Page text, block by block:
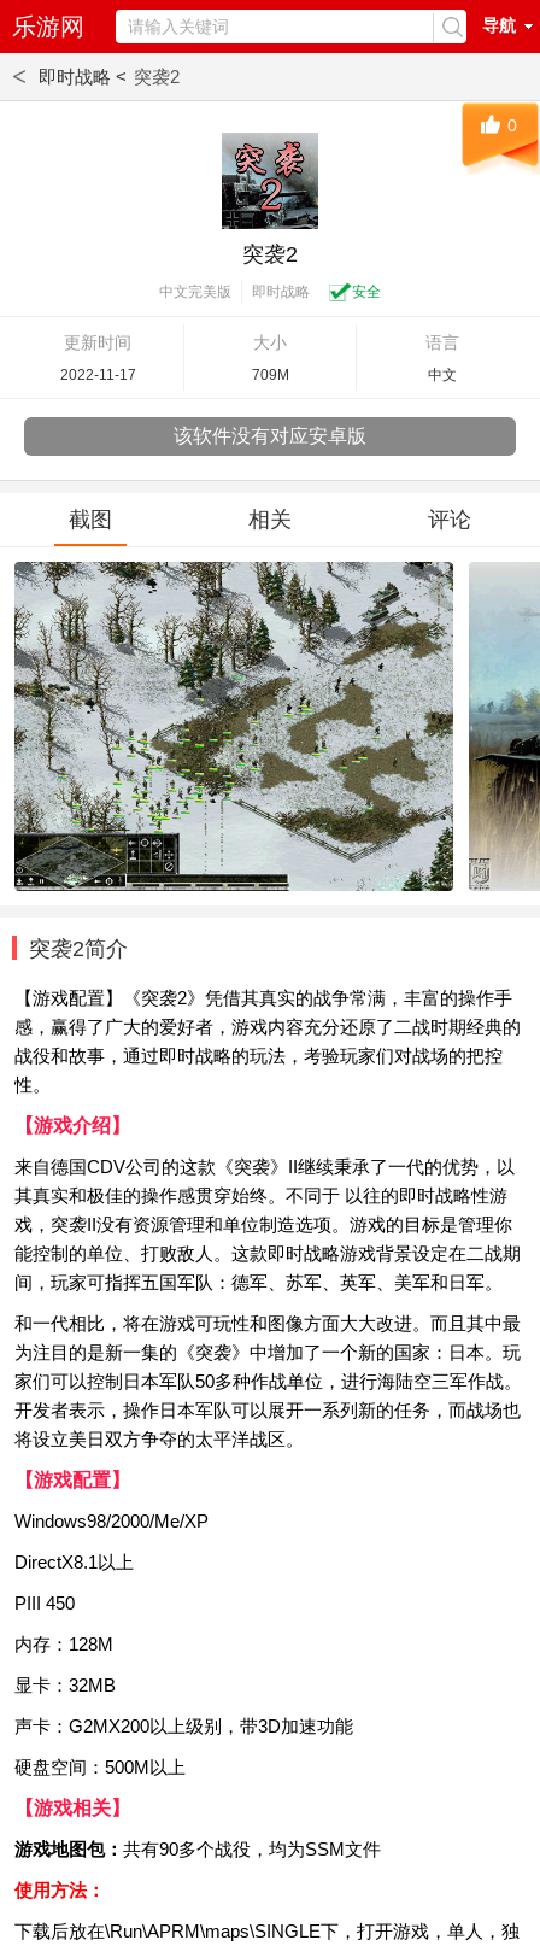
乐游网 导航
< 即时战略 < 突袭2
突袭2
中文完美版 即时战略 安全
更新时间
2022-11-17
大小
709M
语言
中文
0
该软件没有对应安卓版
截图 相关 评论
突袭2简介
【游戏配置】《突袭2》凭借其真实的战争常满，丰富的操作手
感，赢得了广大的爱好者，游戏内容充分还原了二战时期经典的
战役和故事，通过即时战略的玩法，考验玩家们对战场的把控
性。
【游戏介绍】
来自德国CDV公司的这款《突袭》II继续秉承了一代的优势，以
其真实和极佳的操作感贯穿始终。不同于 以往的即时战略性游
戏，突袭II没有资源管理和单位制造选项。游戏的目标是管理你
能控制的单位、打败敌人。这款即时战略游戏背景设定在二战期
间，玩家可指挥五国军队：德军、苏军、英军、美军和日军。
和一代相比，将在游戏可玩性和图像方面大大改进。而且其中最
为注目的是新一集的《突袭》中增加了一个新的国家：日本。玩
家们可以控制日本军队50多种作战单位，进行海陆空三军作战。
开发者表示，操作日本军队可以展开一系列新的任务，而战场也
将设立美日双方争夺的太平洋战区。
【游戏配置】
Windows98/2000/Me/XP
DirectX8.1以上
PIII 450
内存：128M
显卡：32MB
声卡：G2MX200以上级别，带3D加速功能
硬盘空间：500M以上
【游戏相关】
游戏地图包： 共有90多个战役，均为SSM文件
使用方法：
下载后放在\Run\APRM\maps\SINGLE下，打开游戏，单人，独